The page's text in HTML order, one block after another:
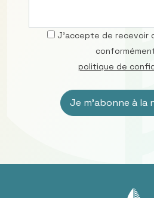
J’accepte de recevoir
politique de